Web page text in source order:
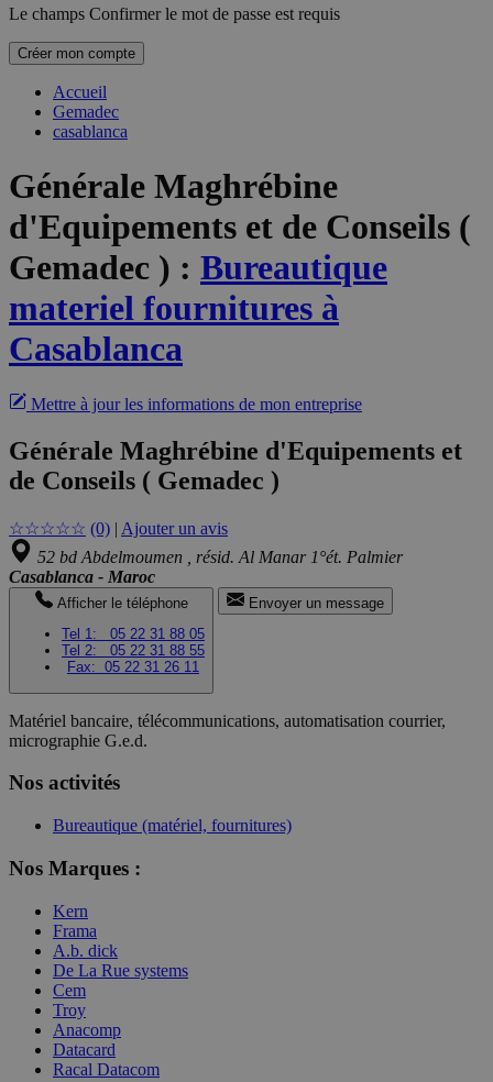
Le champs Confirmer le mot de passe est requis
Créer mon compte
Accueil
Gemadec
casablanca
Générale Maghrébine
d'Equipements et de Conseils (
Gemadec ) : Bureautique
materiel fournitures à
Casablanca
Mettre à jour les informations de mon entreprise
Générale Maghrébine d'Equipements et
de Conseils ( Gemadec )
☆☆☆☆☆ (0) | Ajouter un avis
52 bd Abdelmoumen , résid. Al Manar 1°ét. Palmier
Casablanca - Maroc
Afficher le téléphone
Tel 1:
05 22 31 88 05
Tel 2:
05 22 31 88 55
Fax: 05 22 31 26 11
Envoyer un message
Matériel bancaire, télécommunications, automatisation courrier,
micrographie G.e.d.
Nos activités
Bureautique (matériel, fournitures)
Nos Marques :
Kern
Frama
A.b. dick
De La Rue systems
Cem
Troy
Anacomp
Datacard
Racal Datacom